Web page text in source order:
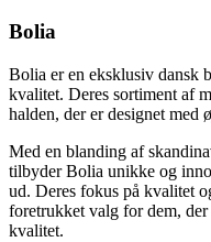
Bolia
Bolia er en eksklusiv dansk
kvalitet. Deres sortiment af
halden, der er designet
Med en blanding af
tilbyder Bolia unikke og
ud. Deres fokus på kvalitet
foretrukket valg for dem,
kvalitet.